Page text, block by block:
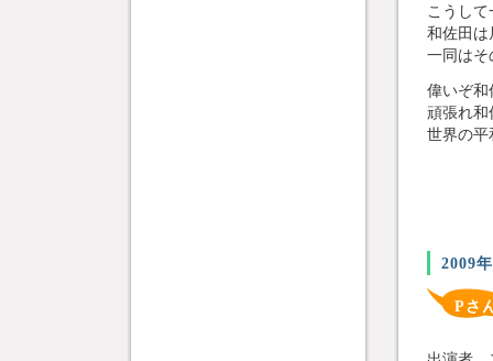
こうし
和佐田は
一同はそ
偉いぞ和
頑張れ和
世界の平
2009
Pさ